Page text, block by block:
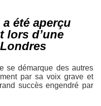
été aperçu
lors d’une
se démarque des autres
par sa voix grave et
succès engendré par